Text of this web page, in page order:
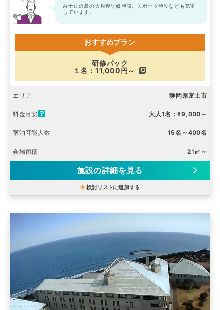
富士山の麓の大規模研修施設。スポーツ施設なども充実
しています。
おすすめプラン
研修パック
１名：11,000円～
エリア 静岡県富士市
料金目安 大人1名：¥9,000～
宿泊可能人数 15名～400名
会場面積 21㎡～
施設の詳細を見る
検討リストに追加する